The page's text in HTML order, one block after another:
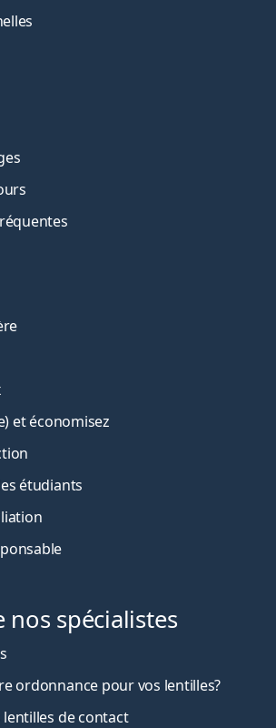
et économisez
étudiants
nos spécialistes
ordonnance pour vos lentilles?
de contact